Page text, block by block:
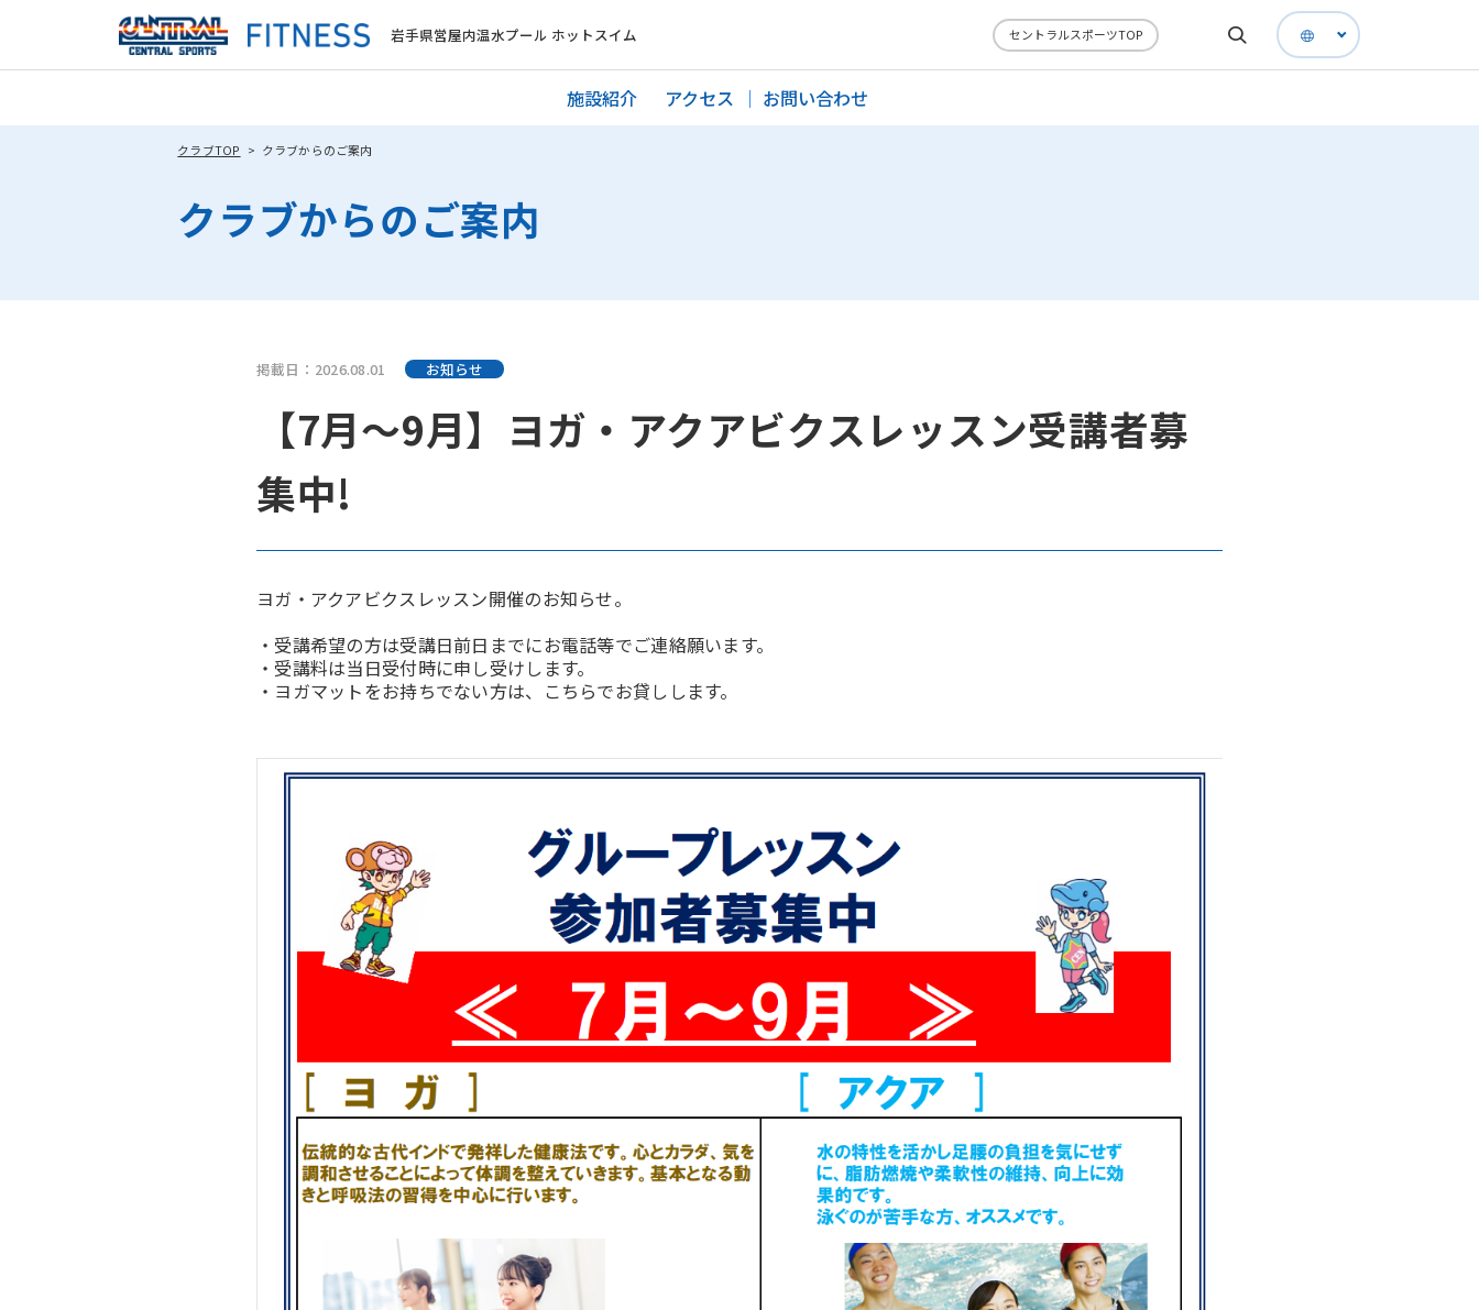
岩手県営屋内温水プール ホットスイム セントラルスポーツTOP
施設紹介 アクセス お問い合わせ
クラブTOP クラブからのご案内
クラブからのご案内
掲載日：2026.08.01 お知らせ
【7月～9月】ヨガ・アクアビクスレッスン受講者募
集中!
ヨガ・アクアビクスレッスン開催のお知らせ。
・受講希望の方は受講日前日までにお電話等でご連絡願います。
・受講料は当日受付時に申し受けします。
・ヨガマットをお持ちでない方は、こちらでお貸しします。